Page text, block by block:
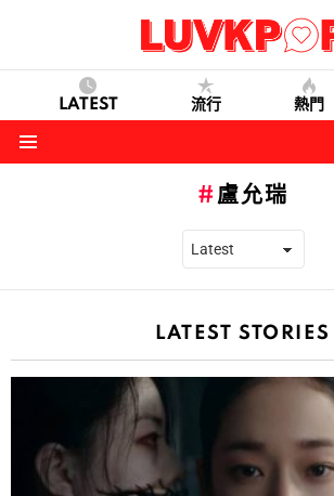
LATEST 流行 熱門
盧允瑞
LATEST STORIES